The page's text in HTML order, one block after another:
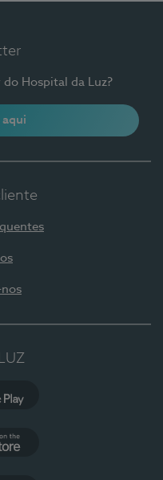
Hospital da Luz?
aqui